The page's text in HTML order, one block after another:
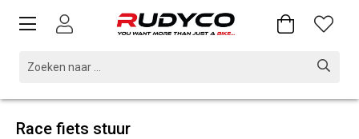
Race fiets stuur